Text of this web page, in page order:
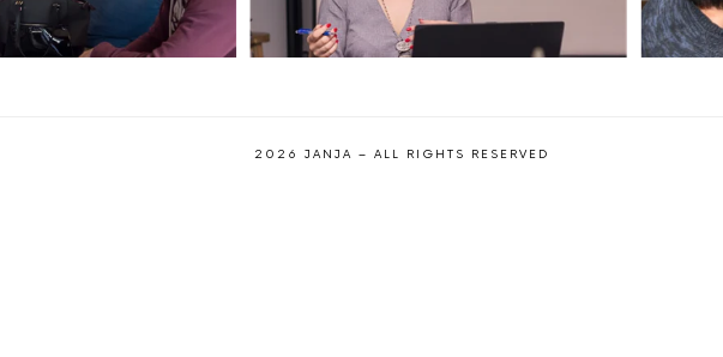
2026 JANJA – ALL RIGHTS RESERVED